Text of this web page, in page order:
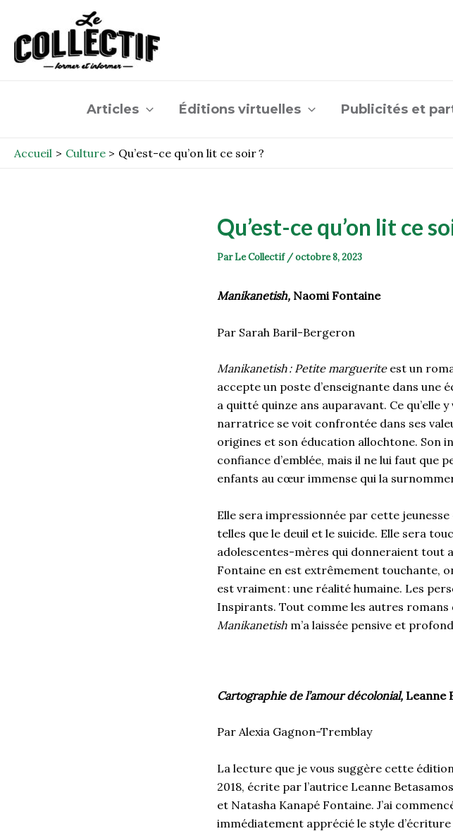
contenu
Articles Éditions virtuelles Publicités et
Accueil Culture Qu’est-ce qu’on lit ce soir ?
Qu’est-ce qu’on lit ce
ParLe Collectif /octobre 8, 2023
Manikanetish, Naomi Fontaine
Par Sarah Baril-Bergeron
Manikanetish : Petite margueriteest un
accepte un poste d’enseignante dans une
a quitté quinze ans auparavant. Ce qu’elle
narratrice se voit confrontée dans ses
origines et son éducation allochtone. Son
confiance d’emblée, mais il ne lui faut que
enfants au cœur immense qui la
Elle sera impressionnée par cette
telles que le deuil et le suicide. Elle sera
adolescentes-mères qui donneraient tout
Fontaine en est extrêmement touchante,
est vraiment : une réalité humaine. Les
Inspirants. Tout comme les autres romans
Manikanetish m’a laissée pensive et
Cartographie de l’amour décolonial, Leanne
Par Alexia Gagnon-Tremblay
La lecture que je vous suggère cette
2018, écrite par l’autrice Leanne
et Natasha Kanapé Fontaine. J’ai
immédiatement apprécié le style